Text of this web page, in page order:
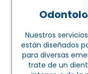
Nuestros
están diseñados
para diversas
trate de un